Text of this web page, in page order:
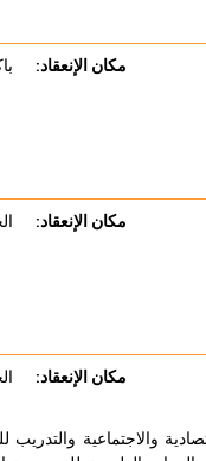
مكان الإنعقاد:
مكان الإنعقاد:
مكان الإنعقاد:
والاجتماعية